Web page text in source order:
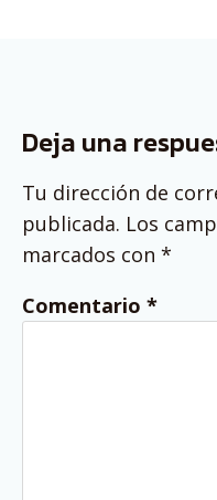
Deja una
Tu dirección de
publicada. Los
marcados con *
Comentario *